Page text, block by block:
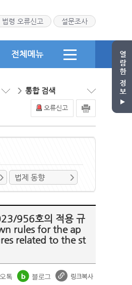
법령 오류신고 설문조사
전체메뉴
통합 검색
오류신고
법제 동향
956호의 적용 규
rules for the ap
related to the st